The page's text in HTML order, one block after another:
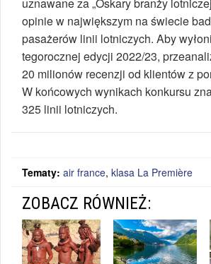
opinie w największym na świecie
pasażerów linii lotniczych. Aby
tegorocznej edycji 2022/23,
20 milionów recenzji od klientów z
W końcowych wynikach konkursu
325 linii lotniczych.
Tematy: air france, klasa La Première
ZOBACZ RÓWNIEŻ: